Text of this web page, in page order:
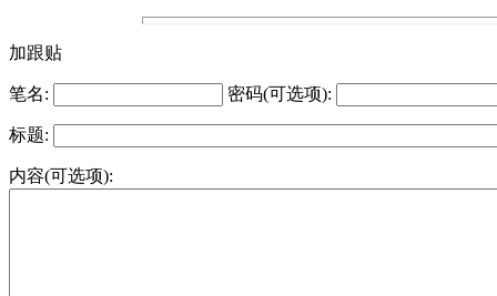
加跟贴
笔名: 密码(可选项):
标题:
内容(可选项):